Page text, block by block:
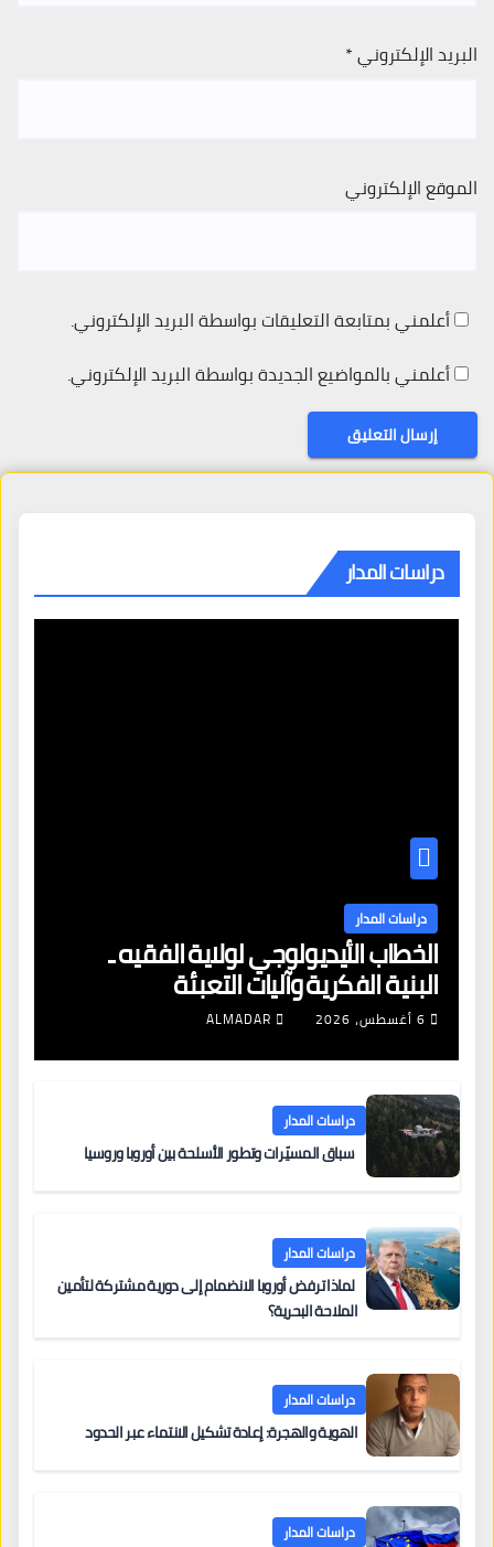
البريد الإلكتروني*
الموقع الإلكتروني
أعلمني بمتابعة التعليقات بواسطة البريد الإلكتروني.
أعلمني بالمواضيع الجديدة بواسطة البريد الإلكتروني.
دراسات المدار
دراسات المدار
الخطاب الأيديولوجي لولاية الفقيه ـ
البنية الفكرية وآليات التعبئة
6 أغسطس، 2026 ALMADAR
دراسات المدار
سباق المسيّرات وتطور الأسلحة بين أوروبا وروسيا
دراسات المدار
لماذا ترفض أوروبا الانضمام إلى دورية مشتركة لتأمين
الملاحة البحرية؟
دراسات المدار
الهوية والهجرة: إعادة تشكيل الانتماء عبر الحدود
دراسات المدار